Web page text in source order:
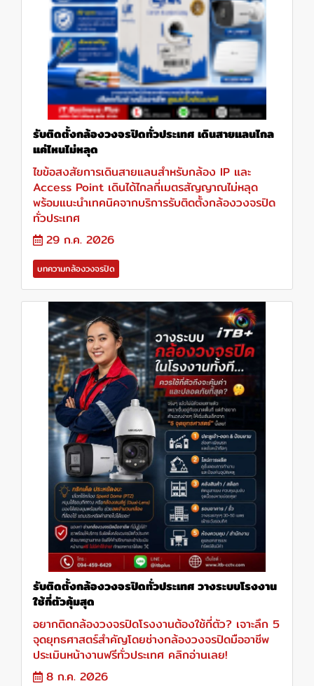
รับติดตั้งกล้องวงจรปิดทั่วประเทศ เดินสายแลนไกล
แค่ไหนไม่หลุด
ไขข้อสงสัยการเดินสายแลนสำหรับกล้อง IP และ
Access Point เดินได้ไกลกี่เมตรสัญญาณไม่หลุด
พร้อมแนะนำเทคนิคจากบริการรับติดตั้งกล้องวงจรปิด
ทั่วประเทศ
29 ก.ค. 2026
บทความกล้องวงจรปิด
รับติดตั้งกล้องวงจรปิดทั่วประเทศ วางระบบโรงงาน
ใช้กี่ตัวคุ้มสุด
อยากติดกล้องวงจรปิดโรงงานต้องใช้กี่ตัว? เจาะลึก 5
จุดยุทธศาสตร์สำคัญโดยช่างกล้องวงจรปิดมืออาชีพ
ประเมินหน้างานฟรีทั่วประเทศ คลิกอ่านเลย!
8 ก.ค. 2026